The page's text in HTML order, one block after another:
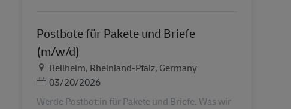
Postbote für Pakete und Briefe
(m/w/d)
Местоположение
Bellheim, Rheinland-Pfalz, Germany
Дата публикации
03/20/2026
Werde Postbot:in für Pakete und Briefe. Was wir